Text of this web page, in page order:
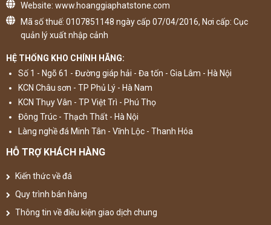
Website: www.hoanggiaphatstone.com
Mã số thuế: 0107851148 ngày cấp 07/04/2016, Nơi cấp: Cục
quản lý xuất nhập cảnh
HỆ THỐNG KHO CHÍNH HÃNG:
Số 1 - Ngõ 61 - Đường giáp hải - Đa tốn - Gia Lâm - Hà Nội
KCN Châu sơn - TP Phủ Lý - Hà Nam
KCN Thụy Vân - TP Việt Trì - Phú Thọ
Đông Trúc - Thạch Thất - Hà Nội
Làng nghề đá Minh Tân - Vĩnh Lộc - Thanh Hóa
HỖ TRỢ KHÁCH HÀNG
Kiến thức về đá
Quy trình bán hàng
Thông tin về điều kiện giao dịch chung